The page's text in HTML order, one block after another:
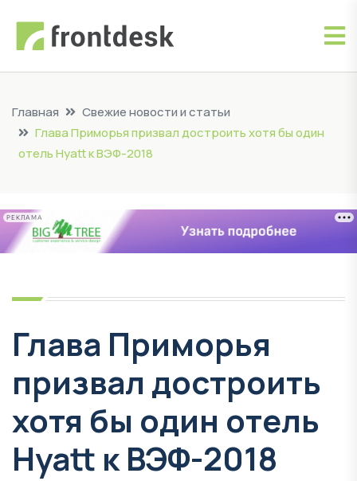
Главная
Свежие новости и статьи
Глава Приморья призвал достроить хотя бы один
отель Hyatt к ВЭФ-2018
РЕКЛАМА
Глава Приморья
призвал достроить
хотя бы один отель
Hyatt к ВЭФ-2018